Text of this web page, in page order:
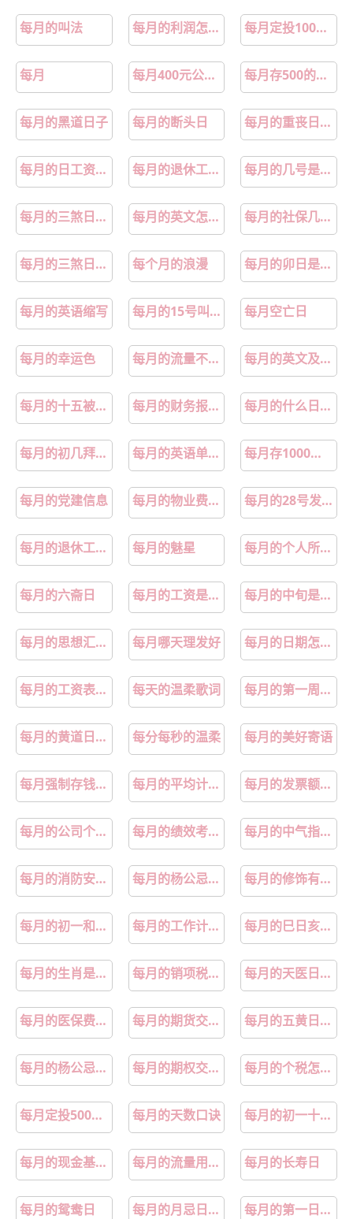
每月的叫法 每月的利润怎么做账 每月定投1000元复利图
每月 每月400元公积金能贷多少 每月存500的理财方法
每月的黑道日子 每月的断头日 每月的重丧日怎样算
每月的日工资计算方法 每月的退休工资几号发 每月的几号是充电日
每月的三煞日指哪几天 每月的英文怎么说 每月的社保几号扣费
每月的三煞日是哪几天 每个月的浪漫 每月的卯日是哪一天
每月的英语缩写 每月的15号叫什么 每月空亡日
每月的幸运色 每月的流量不够用怎么办 每月的英文及简称
每月的十五被称为什么 每月的财务报告是谁编制的 每月的什么日期放生好
每月的初几拜财神 每月的英语单词怎么写 每月存1000元最佳方案
每月的党建信息 每月的物业费多少钱 每月的28号发上个月的工资合法吗
每月的退休工资怎么查询到账 每月的魅星 每月的个人所得税怎么计算
每月的六斋日 每月的工资是怎么算的 每月的中旬是哪几天
每月的思想汇报怎么写 每月哪天理发好 每月的日期怎么对应五行
每月的工资表根据考勤记录 每天的温柔歌词 每月的第一周怎么算
每月的黄道日是哪几天 每分每秒的温柔 每月的美好寄语
每月强制存钱的女人 每月的平均计薪工作日是多少天 每月的发票额度是按什么标准给的依据
每月的公司个税怎么计算举例说明 每月的绩效考核表员工不签字可以执行吗 每月的中气指的是什么
每月的消防安全检查日 每月的杨公忌是哪几天 每月的修饰有哪些
每月的初一和十五禁忌 每月的工作计划表表格 每月的巳日亥日为天地重复日
每月的生肖是什么 每月的销项税额和进项税额差额直接结转到未交增值税吗 每月的天医日择日方法
每月的医保费返到个人账户是多少 每月的期货交割日是哪天 每月的五黄日是怎么推算的
每月的杨公忌日是几日 每月的期权交割日都有哪几天 每月的个税怎么算
每月定投500元最佳方案 每月的天数口诀 每月的初一十五有什么禁忌
每月的现金基金分红 每月的流量用不完怎么办 每月的长寿日
每月的鸳鸯日 每月的月忌日是哪三日 每月的第一日叫什么